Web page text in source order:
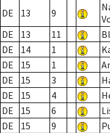
DE 13 9
DE
13 11
DE
14 1
DE
15 1
DE
15 3
DE
15 4
DE
15 6
DE
15 9